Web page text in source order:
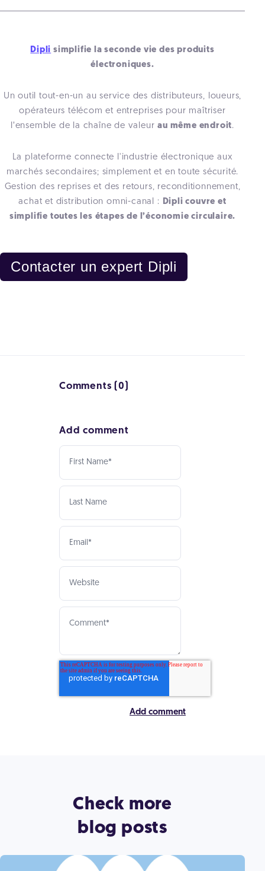
Dipli simplifie la seconde vie des produits
électroniques.
Un outil tout-en-un au service des distributeurs, loueurs,
opérateurs télécom et entreprises pour maîtriser
l’ensemble de la chaîne de valeur au même endroit.
La plateforme connecte l'industrie électronique aux
marchés secondaires; simplement et en toute sécurité.
Gestion des reprises et des retours, reconditionnement,
achat et distribution omni-canal : Dipli couvre et
simplifie toutes les étapes de l’économie circulaire.
Contacter un expert Dipli
Comments (0)
Add comment
Check more
blog posts